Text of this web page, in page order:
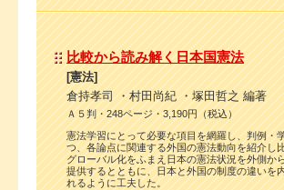
比較から読み解く日本国憲法
[憲法]
倉持孝司 ・村田尚紀 ・塚田哲之 編著
Ａ５判・248ページ・3,190円（税込）
憲法学習にとって必要な項目を網羅し、判例・
つ、各論点に関連する外国の憲法動向を紹介し
グローバル化をふまえ日本の憲法状況を外側か
提供するとともに、日本と外国の制度の違いを
れるように工夫した。